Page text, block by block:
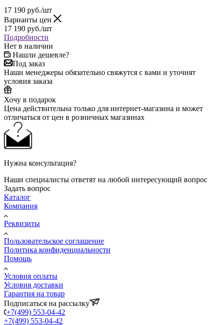
17 190 руб./шт
Варианты цен
17 190 руб./шт
Подробности
Нет в наличии
Нашли дешевле?
Под заказ
Наши менеджеры обязательно свяжутся с вами и уточнят
условия заказа
Хочу в подарок
Цена действительна только для интернет-магазина и может
отличаться от цен в розничных магазинах
Нужна консультация?
Наши специалисты ответят на любой интересующий вопрос
Задать вопрос
Каталог
Компания
Реквизиты
Пользовательское соглашение
Политика конфиденциальности
Помощь
Условия оплаты
Условия доставки
Гарантия на товар
Подписаться на рассылку
+7(499) 553-04-42
+7(499) 553-04-42